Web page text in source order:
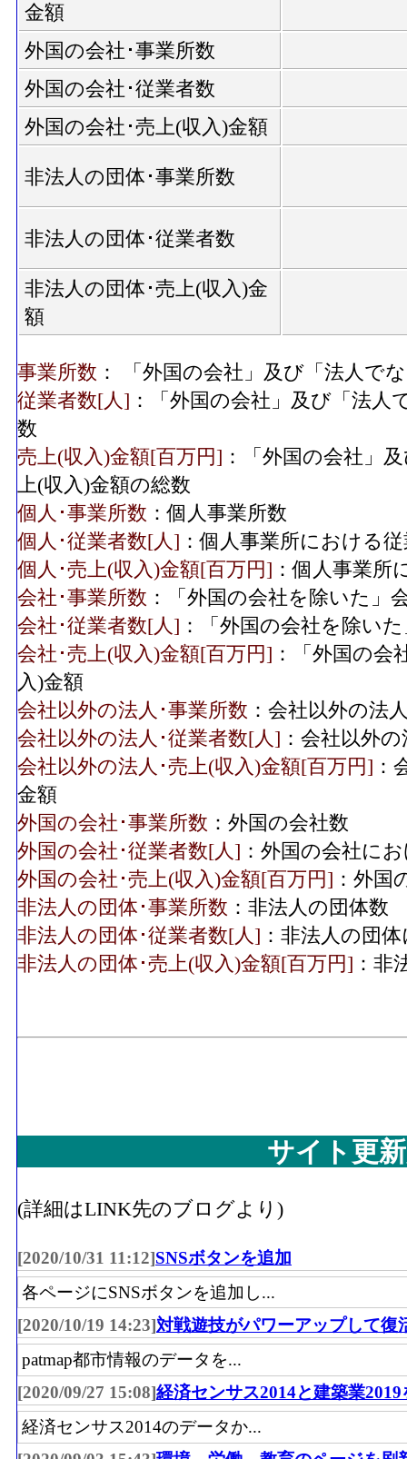
金額
外国の会社･事業所数
外国の会社･従業者数
外国の会社･売上(収入)金額
非法人の団体･事業所数
非法人の団体･従業者数
非法人の団体･売上(収入)金
額
事業所数 ： 「外国の会社」及び「法人で
従業者数[人] ：「外国の会社」及び「法
数
売上(収入)金額[百万円] ：「外国の会社」
上(収入)金額の総数
個人･事業所数 ：個人事業所数
個人･従業者数[人] ：個人事業所における
個人･売上(収入)金額[百万円] ：個人事業所
会社･事業所数 ：「外国の会社を除いた」
会社･従業者数[人] ：「外国の会社を除い
会社･売上(収入)金額[百万円] ：「外国の会
入)金額
会社以外の法人･事業所数 ：会社以外の法
会社以外の法人･従業者数[人] ：会社以外
会社以外の法人･売上(収入)金額[百万円] ：
金額
外国の会社･事業所数 ：外国の会社数
外国の会社･従業者数[人] ：外国の会社に
外国の会社･売上(収入)金額[百万円] ：外国
非法人の団体･事業所数 ：非法人の団体数
非法人の団体･従業者数[人] ：非法人の団
非法人の団体･売上(収入)金額[百万円] ：非
サイト更
(詳細はLINK先のブログより)
[2020/10/31 11:12]SNSボタンを追加
各ページにSNSボタンを追加し...
[2020/10/19 14:23]対戦遊技がパワーアップして復
patmap都市情報のデータを...
[2020/09/27 15:08]経済センサス2014と建築業2019
経済センサス2014のデータか...